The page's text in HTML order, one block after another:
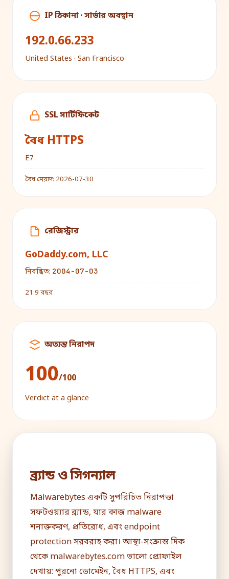
IP ঠিকানা · সার্ভার অবস্থান
192.0.66.233
United States · San Francisco
SSL সার্টিফিকেট
বৈধ HTTPS
E7
বৈধ মেয়াদ: 2026-07-30
রেজিস্ট্রার
GoDaddy.com, LLC
নিবন্ধিত: 2004-07-03
21.9 বছর
অত্যন্ত নিরাপদ
100/100
Verdict at a glance
ব্র্যান্ড ও সিগন্যাল
Malwarebytes একটি সুপরিচিত নিরাপত্তা
সফটওয়্যার ব্র্যান্ড, যার কাজ malware
শনাক্তকরণ, প্রতিরোধ, এবং endpoint
protection সরবরাহ করা। আস্থা-সংক্রান্ত দিক
থেকে malwarebytes.com ভালো প্রোফাইল
দেখায়: পুরনো ডোমেইন, বৈধ HTTPS, এবং